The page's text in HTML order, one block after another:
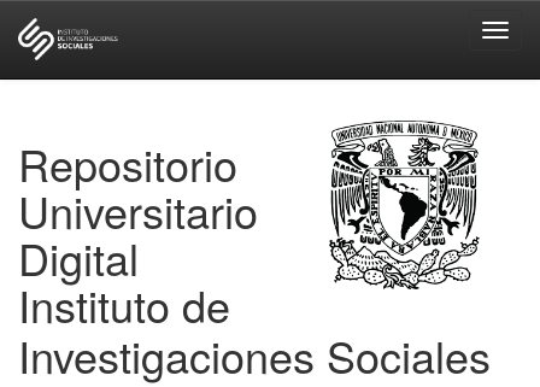
Repositorio
Universitario
Digital
Instituto de
Investigaciones Sociales